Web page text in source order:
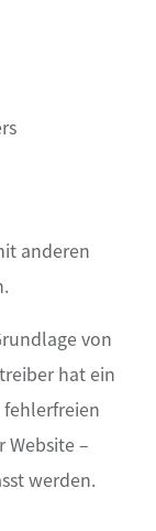
anderen
von
hat ein
fehlerfreien
–
werden.